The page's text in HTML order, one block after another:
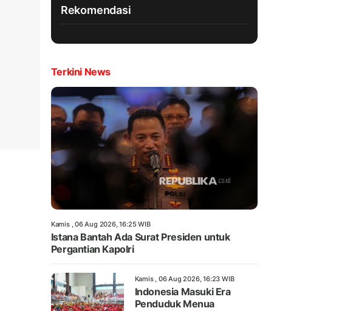
Rekomendasi
Terkini News
Kamis , 06 Aug 2026, 16:25 WIB
Istana Bantah Ada Surat Presiden untuk
Pergantian Kapolri
Kamis , 06 Aug 2026, 16:23 WIB
Indonesia Masuki Era
Penduduk Menua